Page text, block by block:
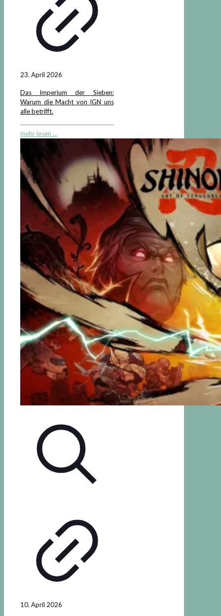
23. April 2026
Das Imperium der Sieben:
Warum die Macht von IGN uns
alle betrifft.
mehr lesen ...
10. April 2026